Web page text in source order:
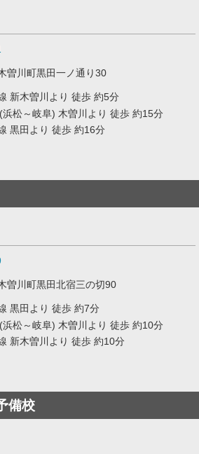
曽川町黒田一ノ通り30
新木曽川より 徒歩 約5分
松～岐阜) 木曽川より 徒歩 約15分
黒田より 徒歩 約16分
曽川町黒田北宿三の切90
黒田より 徒歩 約7分
松～岐阜) 木曽川より 徒歩 約10分
新木曽川より 徒歩 約10分
備校